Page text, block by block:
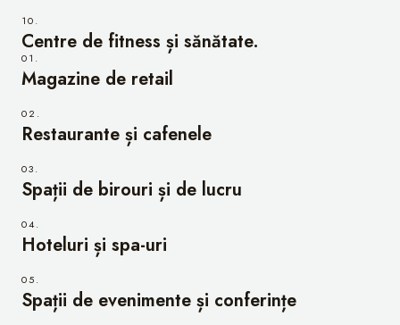
01.
Magazine de retail
02.
Restaurante și cafenele
03.
Spații de birouri și de lucru
04.
Hoteluri și spa-uri
05.
Spații de evenimente și conferințe
10.
Centre de fitness și sănătate.